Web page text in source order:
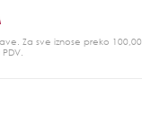
Za sve iznose preko